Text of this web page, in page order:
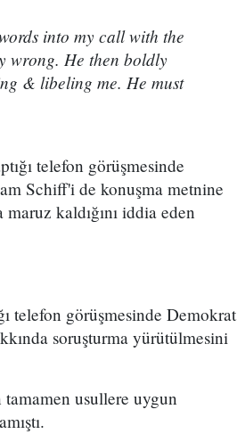
into my call with the
wrong. He then boldly
& libeling me. He must
telefon görüşmesinde
Schiff'i de konuşma metnine
kaldığını iddia eden
telefon görüşmesinde Demokrat
soruşturma yürütülmesini
usullere uygun